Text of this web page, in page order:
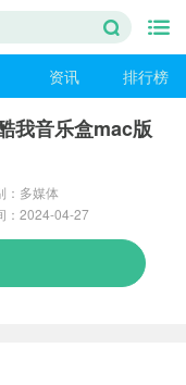
资讯 排行榜
我音乐盒mac版
：多媒体
：2024-04-27